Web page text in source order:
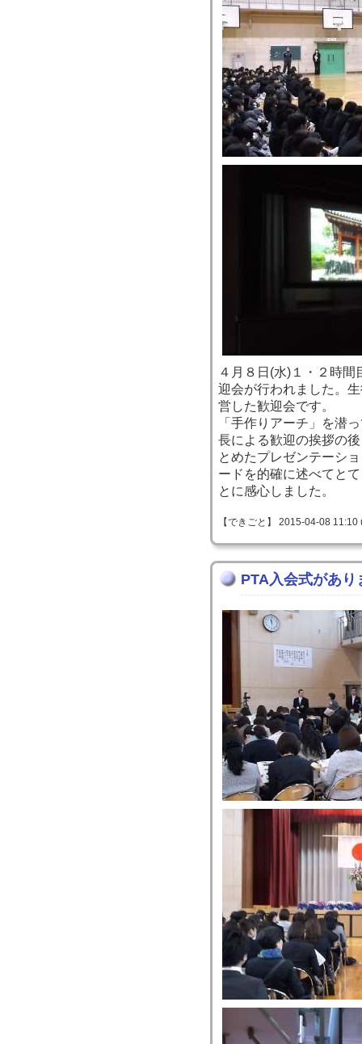
４月８日(水)１・２時
迎会が行われました。
営した歓迎会です。
「手作りアーチ」を潜
長による歓迎の挨拶の
とめたプレゼンテーシ
ードを的確に述べてと
とに感心しました。
【できごと】 2015-04-08
PTA入会式があり